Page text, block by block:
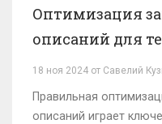
Оптимизация
описаний для
18 ноя 2024 от Савелий
Правильная
описаний играет